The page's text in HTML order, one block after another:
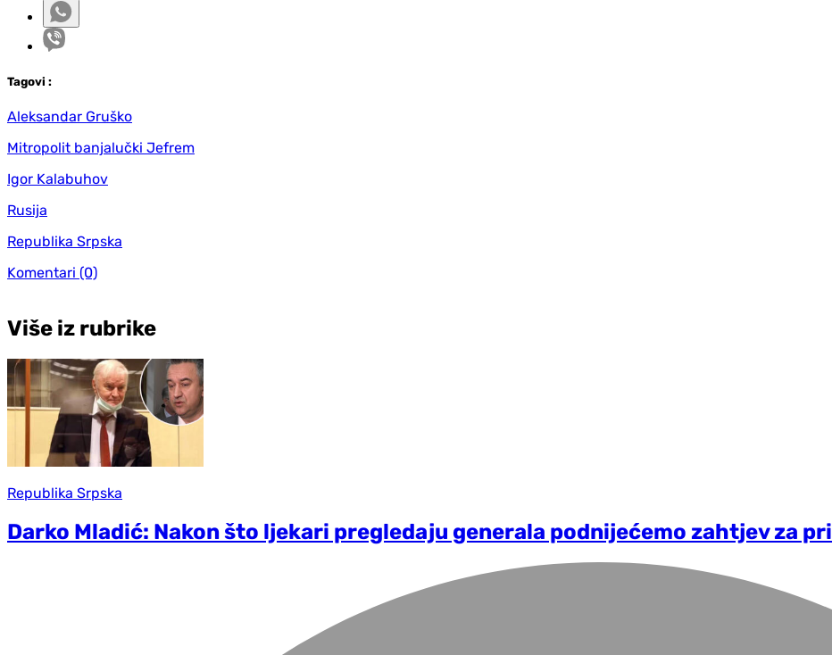
Tagovi :
Aleksandar Gruško
Mitropolit banjalučki Jefrem
Igor Kalabuhov
Rusija
Republika Srpska
Komentari (0)
Više iz rubrike
Republika Srpska
Darko Mladić: Nakon što ljekari pregledaju generala podnijećemo zahtjev za